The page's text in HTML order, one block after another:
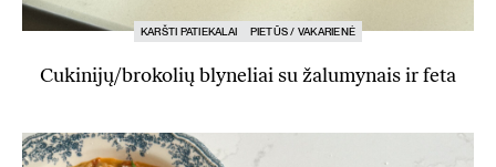
KARŠTI PATIEKALAI PIETŪS / VAKARIENĖ
Cukinijų/brokolių blyneliai su žalumynais ir feta